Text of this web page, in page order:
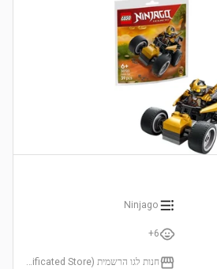
Ninjago
6+
חנות לגו הרשמית (LEGO Certificated Store)